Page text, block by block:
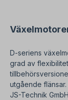
D-seriens
grad av
utgående
JS-Technik